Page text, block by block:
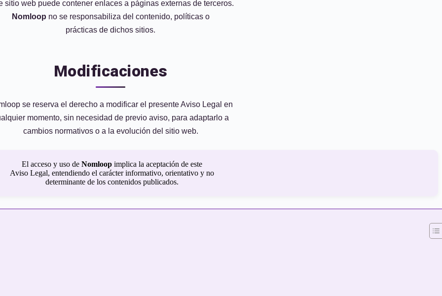
sitio web puede contener enlaces a páginas externas de terceros.
Nomloop no se responsabiliza del contenido, políticas o
prácticas de dichos sitios.
Modificaciones
se reserva el derecho a modificar el presente Aviso Legal en
momento, sin necesidad de previo aviso, para adaptarlo a
cambios normativos o a la evolución del sitio web.
El acceso y uso de Nomloopimplica la aceptación de este
Aviso Legal, entendiendo el carácter informativo, orientativo y no
determinante de los contenidos publicados.